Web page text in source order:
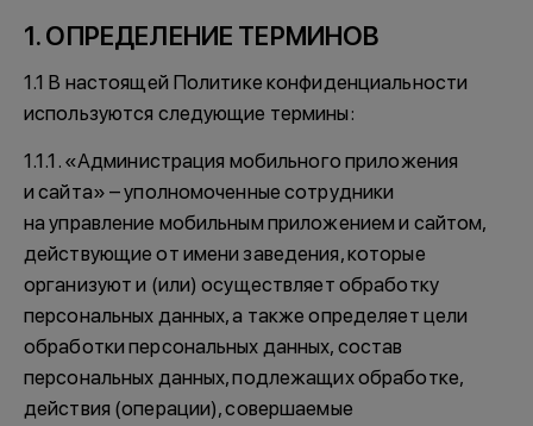
1. ОПРЕДЕЛЕНИЕ ТЕРМИНОВ
1.1 В настоящей Политике конфиденциальности
используются следующие термины:
1.1.1. «Администрация мобильного приложения
и сайта» – уполномоченные сотрудники
на управление мобильным приложением и сайтом,
действующие от имени заведения, которые
организуют и (или) осуществляет обработку
персональных данных, а также определяет цели
обработки персональных данных, состав
персональных данных, подлежащих обработке,
действия (операции), совершаемые